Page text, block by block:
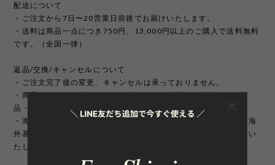
配送について
・ご注文から7日〜20営業日前後でお届けいたします。
・送料は商品一点につき750円、13,000円以上のご購入で送料無料
です。（全国一律）
返品/交換/キャンセルについて
・ご注文完了後の変更、キャンセルは承っておりません。
・商品のイメージ違いやサイズ違いなどお客様のご都合による返
品・交換はお受け致しかねます。
・海外製品は日本製に比べて縫製などが荒い場合がございます。海
外基準では返品対象になりませんのでご理解頂けますようお願いい
たします。